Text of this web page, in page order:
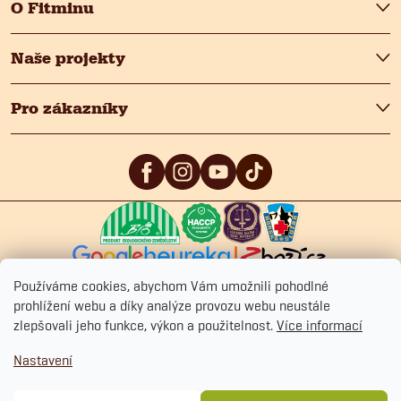
Používáme cookies, abychom Vám umožnili pohodlné
prohlížení webu a díky analýze provozu webu neustále
zlepšovali jeho funkce, výkon a použitelnost. Více informací
Nastavení
O Fitminu
Naše projekty
Pro zákazníky
5 4.9 /5 4.9
Obchodní podmínkyCookies